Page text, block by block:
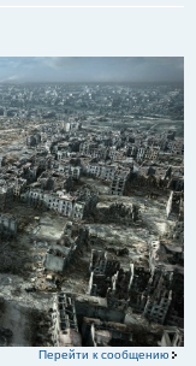
Перейти к сообщению